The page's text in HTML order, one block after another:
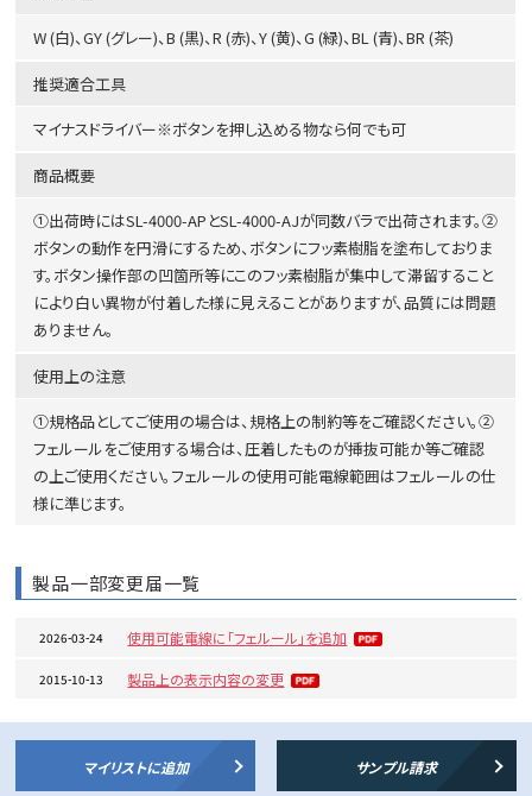
W (白)、GY (グレー)、B (黒)、R (赤)、Y (黄)、G (緑)、BL (青)、BR (茶)
推奨適合工具
マイナスドライバー※ボタンを押し込める物なら何でも可
商品概要
①出荷時にはSL-4000-APとSL-4000-AJが同数バラで出荷されます。②
ボタンの動作を円滑にするため、ボタンにフッ素樹脂を塗布しておりま
す。ボタン操作部の凹箇所等にこのフッ素樹脂が集中して滞留すること
により白い異物が付着した様に見えることがありますが、品質には問題
ありません。
使用上の注意
①規格品としてご使用の場合は、規格上の制約等をご確認ください。②
フェルールをご使用する場合は、圧着したものが挿抜可能か等ご確認
の上ご使用ください。フェルールの使用可能電線範囲はフェルールの仕
様に準じます。
製品一部変更届一覧
2026-03-24 使用可能電線に「フェルール」を追加
2015-10-13 製品上の表示内容の変更
マイリストに追加 サンプル請求